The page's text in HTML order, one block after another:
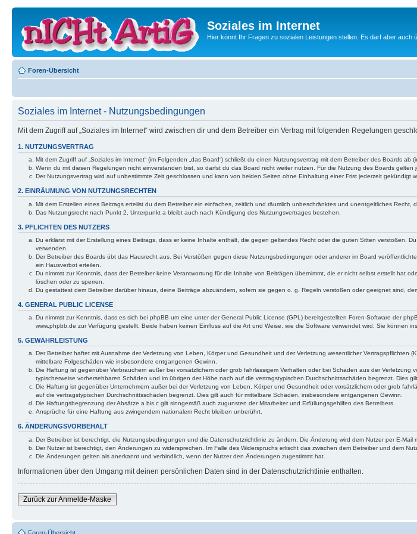
Soziales im Internet
Hier könnt Ihr Fragen zu sozialen Leistungen stellen. Es darf aber auch
Foren-Übersicht
Soziales im Internet - Nutzungsbedingungen
Mit dem Zugriff auf „Soziales im Internet“ wird zwischen dir und dem Betreiber ein Vertrag mit folgenden Regelungen
1. NUTZUNGSVERTRAG
Mit dem Zugriff auf „Soziales im Internet“ (im Folgenden „das Board“) schließt du einen Nutzungsvertrag mit dem Betreiber des Boards
Wenn du mit diesen Regelungen nicht einverstanden bist, so darfst du das Board nicht weiter nutzen. Für die Nutzung des Boards
Der Nutzungsvertrag wird auf unbestimmte Zeit geschlossen und kann von beiden Seiten ohne Einhaltung einer Frist jederzeit gekündigt
2. EINRÄUMUNG VON NUTZUNGSRECHTEN
Mit dem Erstellen eines Beitrags erteilst du dem Betreiber ein einfaches, zeitlich und räumlich unbeschränktes und unentgeltliches Recht,
Das Nutzungsrecht nach Punkt 2, Unterpunkt a bleibt auch nach Kündigung des Nutzungsvertrages bestehen.
3. PFLICHTEN DES NUTZERS
Du erklärst mit der Erstellung eines Beitrags, dass er keine Inhalte enthält, die gegen geltendes Recht oder die guten Sitten verstoßen.
verwenden.
Der Betreiber des Boards übt das Hausrecht aus. Bei Verstößen gegen diese Nutzungsbedingungen oder anderer im Board
ein Hausverbot erteilen.
Du nimmst zur Kenntnis, dass der Betreiber keine Verantwortung für die Inhalte von Beiträgen übernimmt, die er nicht selbst erstellt hat
löschen oder zu sperren.
Du gestattest dem Betreiber darüber hinaus, deine Beiträge abzuändern, sofern sie gegen o. g. Regeln verstoßen oder geeignet sind,
4. GENERAL PUBLIC LICENSE
Du nimmst zur Kenntnis, dass es sich bei phpBB um eine unter der General Public License (GPL) bereitgestellten Foren-Software der
www.phpbb.de zur Verfügung gestellt. Beide haben keinen Einfluss auf die Art und Weise, wie die Software verwendet wird. Sie können
5. GEWÄHRLEISTUNG
Der Betreiber haftet mit Ausnahme der Verletzung von Leben, Körper und Gesundheit und der Verletzung wesentlicher
mittelbare Folgeschäden wie insbesondere entgangenen Gewinn.
Die Haftung ist gegenüber Verbrauchern außer bei vorsätzlichem oder grob fahrlässigem Verhalten oder bei Schäden aus der
typischerweise vorhersehbaren Schäden und im übrigen der Höhe nach auf die vertragstypischen Durchschnittsschäden begrenzt. Dies
Die Haftung ist gegenüber Unternehmern außer bei der Verletzung von Leben, Körper und Gesundheit oder vorsätzlichem oder grob
auf die vertragstypischen Durchschnittsschäden begrenzt. Dies gilt auch für mittelbare Schäden, insbesondere entgangenen Gewinn.
Die Haftungsbegrenzung der Absätze a bis c gilt sinngemäß auch zugunsten der Mitarbeiter und Erfüllungsgehilfen des Betreibers.
Ansprüche für eine Haftung aus zwingendem nationalem Recht bleiben unberührt.
6. ÄNDERUNGSVORBEHALT
Der Betreiber ist berechtigt, die Nutzungsbedingungen und die Datenschutzrichtlinie zu ändern. Die Änderung wird dem Nutzer per E-Mail
Der Nutzer ist berechtigt, den Änderungen zu widersprechen. Im Falle des Widerspruchs erlischt das zwischen dem Betreiber und dem
Die Änderungen gelten als anerkannt und verbindlich, wenn der Nutzer den Änderungen zugestimmt hat.
Informationen über den Umgang mit deinen persönlichen Daten sind in der Datenschutzrichtlinie enthalten.
Zurück zur Anmelde-Maske
Foren-Übersicht